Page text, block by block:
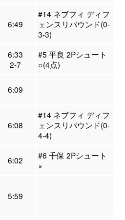
6:49
#14 ネブフィ ディフ
ェンスリバウンド(0-
3-3)
6:33
2-7
#5 平良 2Pシュート
○(4点)
6:09
6:08
#14 ネブフィ ディフ
ェンスリバウンド(0-
4-4)
6:02
#6 千保 2Pシュート
×
5:59